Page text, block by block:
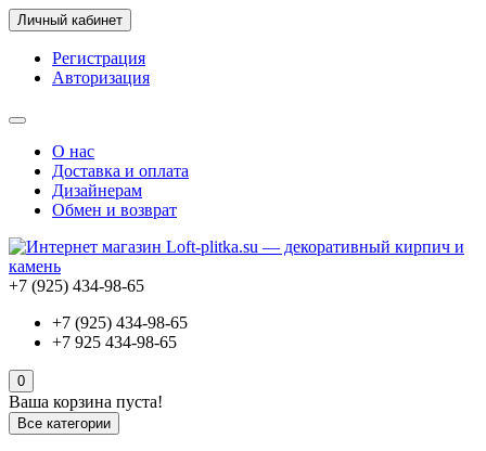
Личный кабинет
Регистрация
Авторизация
О нас
Доставка и оплата
Дизайнерам
Обмен и возврат
+7 (925) 434-98-65
+7 (925) 434-98-65
+7 925 434-98-65
0
Ваша корзина пуста!
Все категории